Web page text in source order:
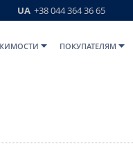
UA +38 044 364 36 65
ПОКУПАТЕЛЯМ